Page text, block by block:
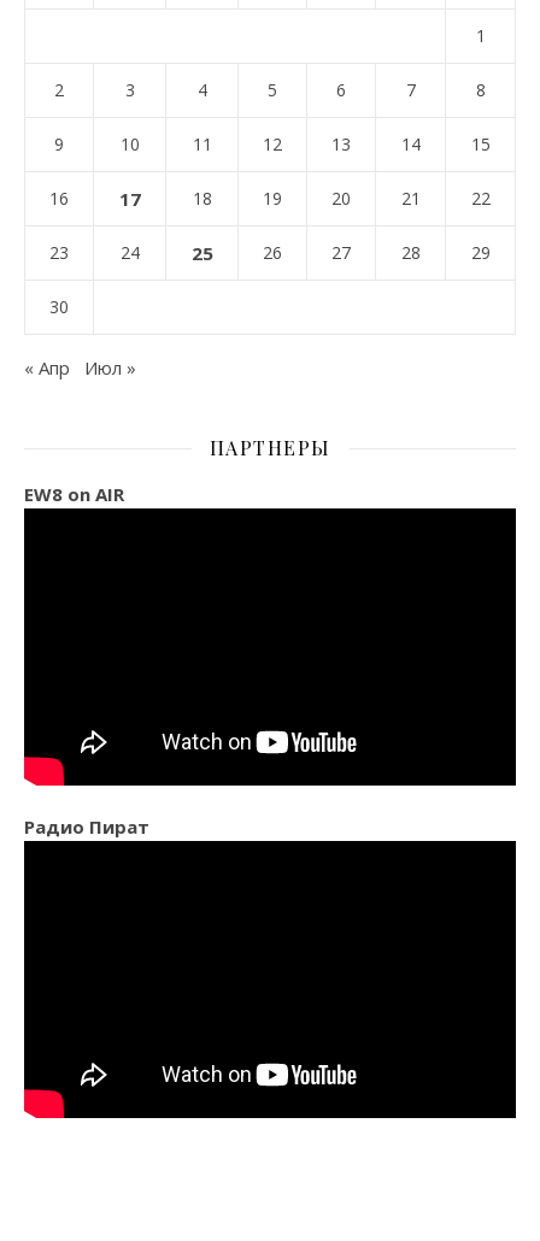
1
2 3 4 5 6 7 8
9 10 11 12 13 14 15
16 17 18 19 20 21 22
23 24 25 26 27 28 29
30
« Апр Июл »
ПАРТНЕРЫ
EW8 on AIR
Радио Пират